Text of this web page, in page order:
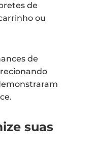
de
ou
de
suas